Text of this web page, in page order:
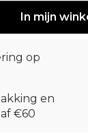
In mijn
op
en
€60